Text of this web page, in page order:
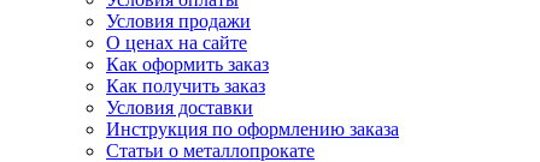
Условия продажи
О ценах на сайте
Как оформить заказ
Как получить заказ
Условия доставки
Инструкция по оформлению заказа
Статьи о металлопрокате